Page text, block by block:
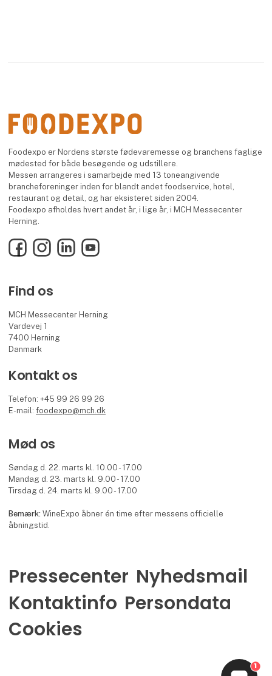
Foodexpo er Nordens største fødevaremesse og branchens faglige
mødested for både besøgende og udstillere.
Messen arrangeres i samarbejde med 13 toneangivende
brancheforeninger inden for blandt andet foodservice, hotel,
restaurant og detail, og har eksisteret siden 2004.
Foodexpo afholdes hvert andet år, i lige år, i MCH Messecenter
Herning.
FacebookInstagramLinkedInYouTube
Find os
MCH Messecenter Herning
Vardevej 1
7400 Herning
Danmark
Kontakt os
Telefon: +45 99 26 99 26
E-mail:foodexpo@mch.dk
Mød os
Søndag d. 22. marts kl. 10.00 - 17.00
Mandag d. 23. marts kl. 9.00 - 17.00
Tirsdag d. 24. marts kl. 9.00 - 17.00
Bemærk:WineExpo åbner én time efter messens officielle
åbningstid.
Pressecenter Nyhedsmail
Kontaktinfo Persondata
Cookies
1